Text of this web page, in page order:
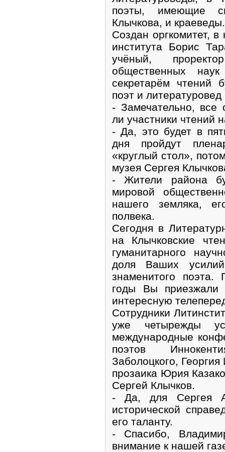
поэты, имеющие
Клычкова, и краеведы.
Создан оргкомитет,
института Борис
учёный,
общественных
секретарём чтений
поэт и
- Замечательно, все
ли участники чтений
- Да, это будет в
дня пройдут
«круглый стол»,
музея Сергея
- Жители района
мировой
нашего земляка,
полвека.
Сегодня в
на Клычковские
гуманитарного
доля Ваших
знаменитого
годы Вы
интересную
Сотрудники
уже четырежды
международные
поэтов
Заболоцкого,
прозаика Юрия
Сергей Клычков.
- Да, для Сергея
исторической
его таланту.
- Спасибо,
внимание к нашей